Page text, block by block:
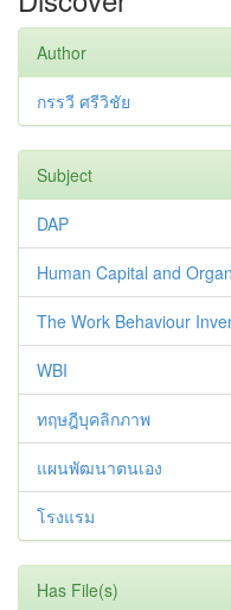
Author
กรรวี ศรีวิชัย
Subject
DAP
Human Capital and
The Work Behaviour
WBI
ทฤษฎีบุคลิกภาพ
แผนพัฒนาตนเอง
โรงแรม
Has File(s)